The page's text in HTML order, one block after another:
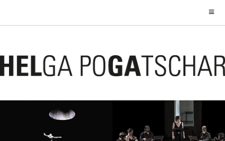
WELT FÄLLT RUNTER SCHACHABEND